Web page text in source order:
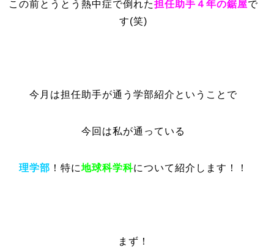
この前とうとう熱中症で倒れた担任助手４年の鋸屋で
す(笑)
今月は担任助手が通う学部紹介ということで
今回は私が通っている
理学部 ！特に地球科学科について紹介します！！
まず！